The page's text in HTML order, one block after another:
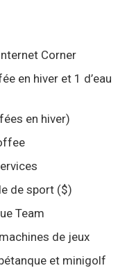
Corner
en hiver et 1 d’eau
en hiver)
de sport ($)
Team
de jeux
et minigolf